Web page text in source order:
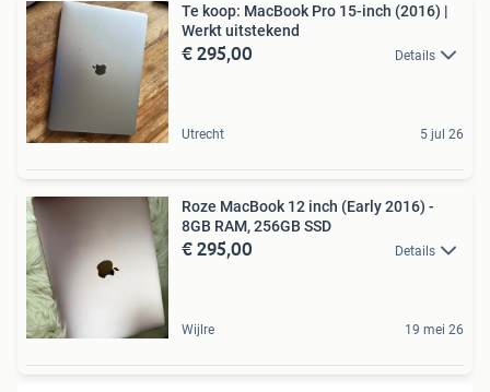
Te koop: MacBook Pro 15-inch (2016) |
Werkt uitstekend
€ 295,00 Details
Utrecht 5 jul 26
Roze MacBook 12 inch (Early 2016) -
8GB RAM, 256GB SSD
€ 295,00 Details
Wijlre 19 mei 26